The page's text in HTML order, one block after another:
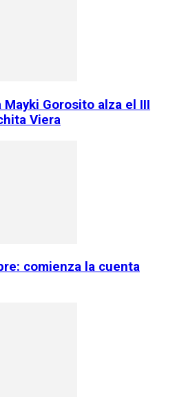
Mayki Gorosito alza el III
Viera
comienza la cuenta